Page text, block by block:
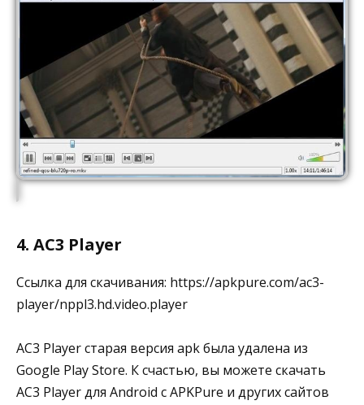
4. AC3 Player
Ссылка для скачивания: https://apkpure.com/ac3-
player/nppl3.hd.video.player
AC3 Player старая версия apk была удалена из
Google Play Store. К счастью, вы можете скачать
AC3 Player для Android с APKPure и других сайтов